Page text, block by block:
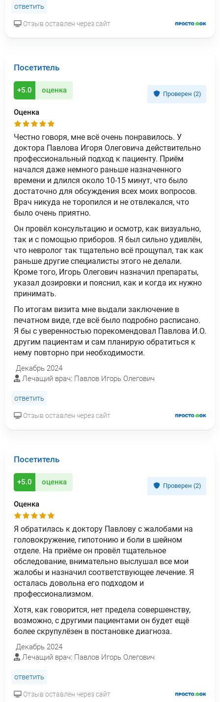
ответить
Отзыв оставлен через сайт
Посетитель
+5.0 оценка Проверен (2)
Оценка
Честно говоря, мне всё очень понравилось. У
доктора Павлова Игоря Олеговича действительно
профессиональный подход к пациенту. Приём
начался даже немного раньше назначенного
времени и длился около 10-15 минут, что было
достаточно для обсуждения всех моих вопросов.
Врач никуда не торопился и не отвлекался, что
было очень приятно.
Он провёл консультацию и осмотр, как визуально,
так и с помощью приборов. Я был сильно удивлён,
что невролог так тщательно всё прощупал, так как
раньше другие специалисты этого не делали.
Кроме того, Игорь Олегович назначил препараты,
указал дозировки и пояснил, как и когда их нужно
принимать.
По итогам визита мне выдали заключение в
печатном виде, где всё было подробно расписано.
Я бы с уверенностью порекомендовал Павлова И.О.
другим пациентам и сам планирую обратиться к
нему повторно при необходимости.
Декабрь 2024
Лечащий врач: Павлов Игорь Олегович
ответить
Отзыв оставлен через сайт
Посетитель
+5.0 оценка Проверен (2)
Оценка
Я обратилась к доктору Павлову с жалобами на
головокружение, гипотонию и боли в шейном
отделе. На приёме он провёл тщательное
обследование, внимательно выслушал все мои
жалобы и назначил соответствующее лечение. Я
осталась довольна его подходом и
профессионализмом.
Хотя, как говорится, нет предела совершенству,
возможно, с другими пациентами он будет ещё
более скрупулёзен в постановке диагноза.
Декабрь 2024
Лечащий врач: Павлов Игорь Олегович
ответить
Отзыв оставлен через сайт